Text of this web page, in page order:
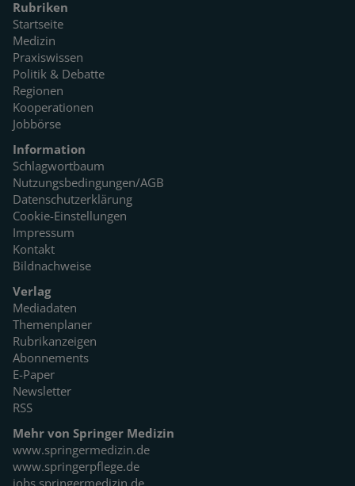
Rubriken
Startseite
Medizin
Praxiswissen
Politik & Debatte
Regionen
Kooperationen
Jobbörse
Information
Schlagwortbaum
Nutzungsbedingungen/AGB
Datenschutzerklärung
Cookie-Einstellungen
Impressum
Kontakt
Bildnachweise
Verlag
Mediadaten
Themenplaner
Rubrikanzeigen
Abonnements
E-Paper
Newsletter
RSS
Mehr von Springer Medizin
www.springermedizin.de
www.springerpflege.de